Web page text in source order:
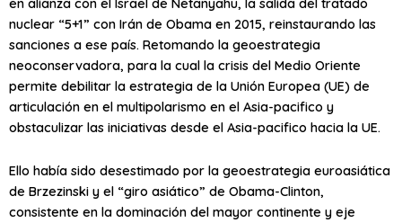
nuclear “5+1” con Irán de Obama en 2015, reinstaurando las
sanciones a ese país. Retomando la geoestrategia
neoconservadora, para la cual la crisis del Medio Oriente
permite debilitar la estrategia de la Unión Europea (UE) de
articulación en el multipolarismo en el Asia-pacifico y
obstaculizar las iniciativas desde el Asia-pacifico hacia la UE.
Ello había sido desestimado por la geoestrategia euroasiática
de Brzezinski y el “giro asiático” de Obama-Clinton,
consistente en la dominación del mayor continente y eje